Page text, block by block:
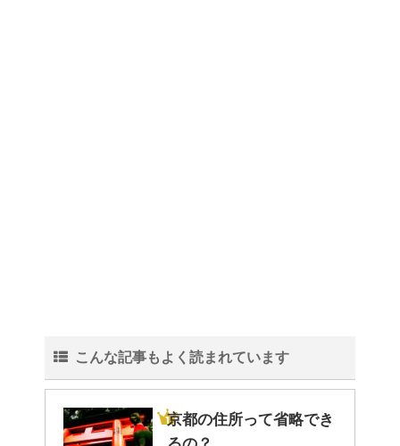
色々な作業に音楽を聴いて集中
する方法！
こんな記事もよく読まれています
京都の住所って省略でき